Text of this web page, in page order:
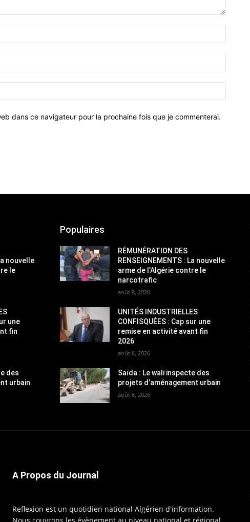
dans ce navigateur pour la prochaine fois que je commenterai.
nouvelle
le
une
fin
des
urbain
Populaires
RÉMUNÉRATION DES
RENSEIGNEMENTS : La nouvelle
arme de l’Algérie contre le
narcotrafic
août 8, 2026
UNITÉS INDUSTRIELLES
CONFISQUÉES : Cap sur une
remise en activité avant fin
2026
août 8, 2026
Saïda : Le wali inspecte des
projets d’aménagement urbain
août 8, 2026
A Propos du Journal
Reflexion est un quotidien national Algérien d'information.